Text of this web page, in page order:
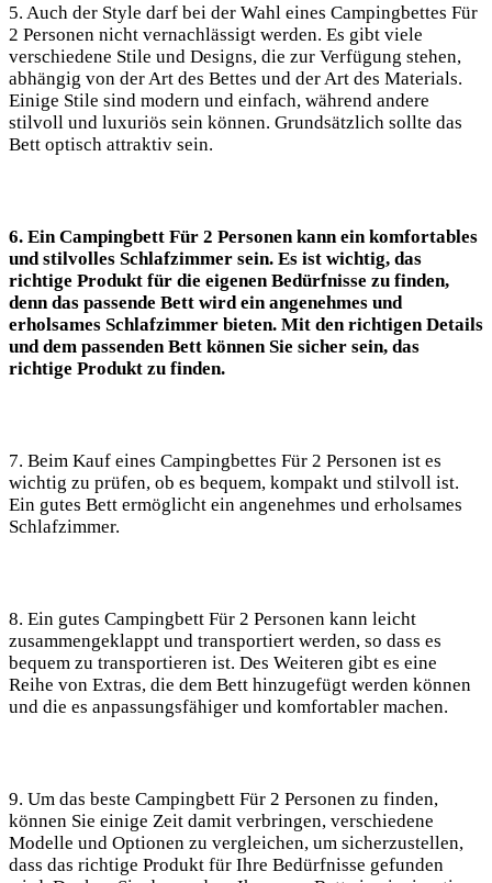
5. Auch der Style darf bei der Wahl eines Campingbettes Für
2 Personen nicht vernachlässigt werden. Es gibt viele
verschiedene Stile und Designs, die zur Verfügung stehen,
abhängig von der Art des Bettes und der Art des Materials.
Einige Stile sind modern und einfach, während andere
stilvoll und luxuriös sein können. Grundsätzlich sollte das
Bett optisch attraktiv sein.
6. Ein Campingbett Für 2 Personen kann ein komfortables
und stilvolles Schlafzimmer sein. Es ist wichtig, das
richtige Produkt für die eigenen Bedürfnisse zu finden,
denn das passende Bett wird ein angenehmes und
erholsames Schlafzimmer bieten. Mit den richtigen Details
und dem passenden Bett können Sie sicher sein, das
richtige Produkt zu finden.
7. Beim Kauf eines Campingbettes Für 2 Personen ist es
wichtig zu prüfen, ob es bequem, kompakt und stilvoll ist.
Ein gutes Bett ermöglicht ein angenehmes und erholsames
Schlafzimmer.
8. Ein gutes Campingbett Für 2 Personen kann leicht
zusammengeklappt und transportiert werden, so dass es
bequem zu transportieren ist. Des Weiteren gibt es eine
Reihe von Extras, die dem Bett hinzugefügt werden können
und die es anpassungsfähiger und komfortabler machen.
9. Um das beste Campingbett Für 2 Personen zu finden,
können Sie einige Zeit damit verbringen, verschiedene
Modelle und Optionen zu vergleichen, um sicherzustellen,
dass das richtige Produkt für Ihre Bedürfnisse gefunden